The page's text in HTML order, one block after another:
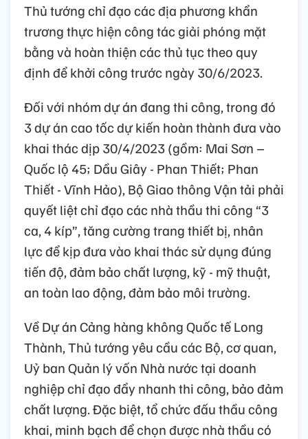
Thủ tướng chỉ đạo các địa phương khẩn
trương thực hiện công tác giải phóng mặt
bằng và hoàn thiện các thủ tục theo quy
định để khởi công trước ngày 30/6/2023.
Đối với nhóm dự án đang thi công, trong đó
3 dự án cao tốc dự kiến hoàn thành đưa vào
khai thác dịp 30/4/2023 (gồm: Mai Sơn –
Quốc lộ 45; Dầu Giây - Phan Thiết; Phan
Thiết - Vĩnh Hảo), Bộ Giao thông Vận tải phải
quyết liệt chỉ đạo các nhà thầu thi công “3
ca, 4 kíp”, tăng cường trang thiết bị, nhân
lực để kịp đưa vào khai thác sử dụng đúng
tiến độ, đảm bảo chất lượng, kỹ - mỹ thuật,
an toàn lao động, đảm bảo môi trường.
Về Dự án Cảng hàng không Quốc tế Long
Thành, Thủ tướng yêu cầu các Bộ, cơ quan,
Uỷ ban Quản lý vốn Nhà nước tại doanh
nghiệp chỉ đạo đẩy nhanh thi công, bảo đảm
chất lượng. Đặc biệt, tổ chức đấu thầu công
khai, minh bạch để chọn được nhà thầu có